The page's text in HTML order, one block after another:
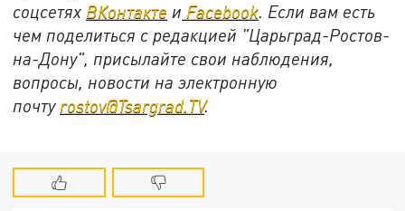
соцсетях ВКонтакте и Facebook. Если вам есть
чем поделиться с редакцией "Царьград-Ростов-
на-Дону", присылайте свои наблюдения,
вопросы, новости на электронную
почту rostov@Tsargrad.TV.